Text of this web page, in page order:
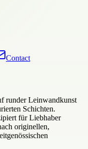
Contact
runder Leinwandkunst
Schichten.
für Liebhaber
originellen,